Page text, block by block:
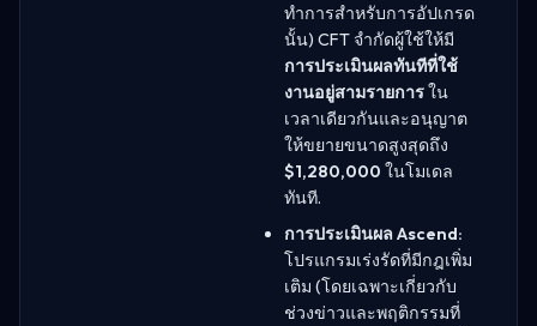
ทำการสำหรับการอัปเกรด
นั้น) CFT จำกัดผู้ใช้ให้มี
การประเมินผลทันทีที่ใช้
งานอยู่สามรายการใน
เวลาเดียวกันและอนุญาต
ให้ขยายขนาดสูงสุดถึง
$1,280,000 ในโมเดล
ทันที.
การประเมินผล Ascend:
โปรแกรมเร่งรัดที่มีกฎเพิ่ม
เติม (โดยเฉพาะเกี่ยวกับ
ช่วงข่าวและพฤติกรรมที่